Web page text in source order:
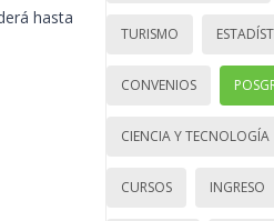
hasta
TURISMO
CONVENIOS
CIENCIA Y TECNOLOGÍA
CURSOS INGRESO